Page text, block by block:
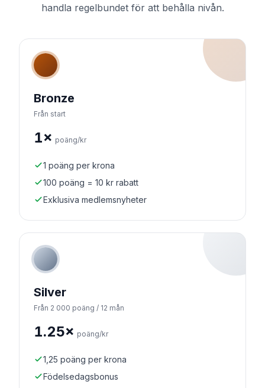
handla regelbundet för att behålla nivån.
Bronze
Från start
1× poäng/kr
1 poäng per krona
100 poäng = 10 kr rabatt
Exklusiva medlemsnyheter
Silver
Från 2 000 poäng / 12 mån
1.25× poäng/kr
1,25 poäng per krona
Födelsedagsbonus